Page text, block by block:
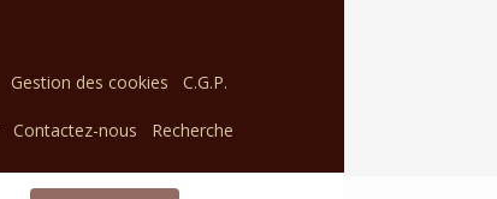
Gestion des cookies C.G.P.
Contactez-nous Recherche